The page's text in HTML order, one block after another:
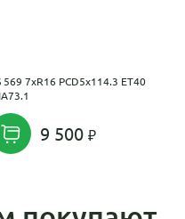
569 7xR16 PCD5x114.3 ET40
9 500